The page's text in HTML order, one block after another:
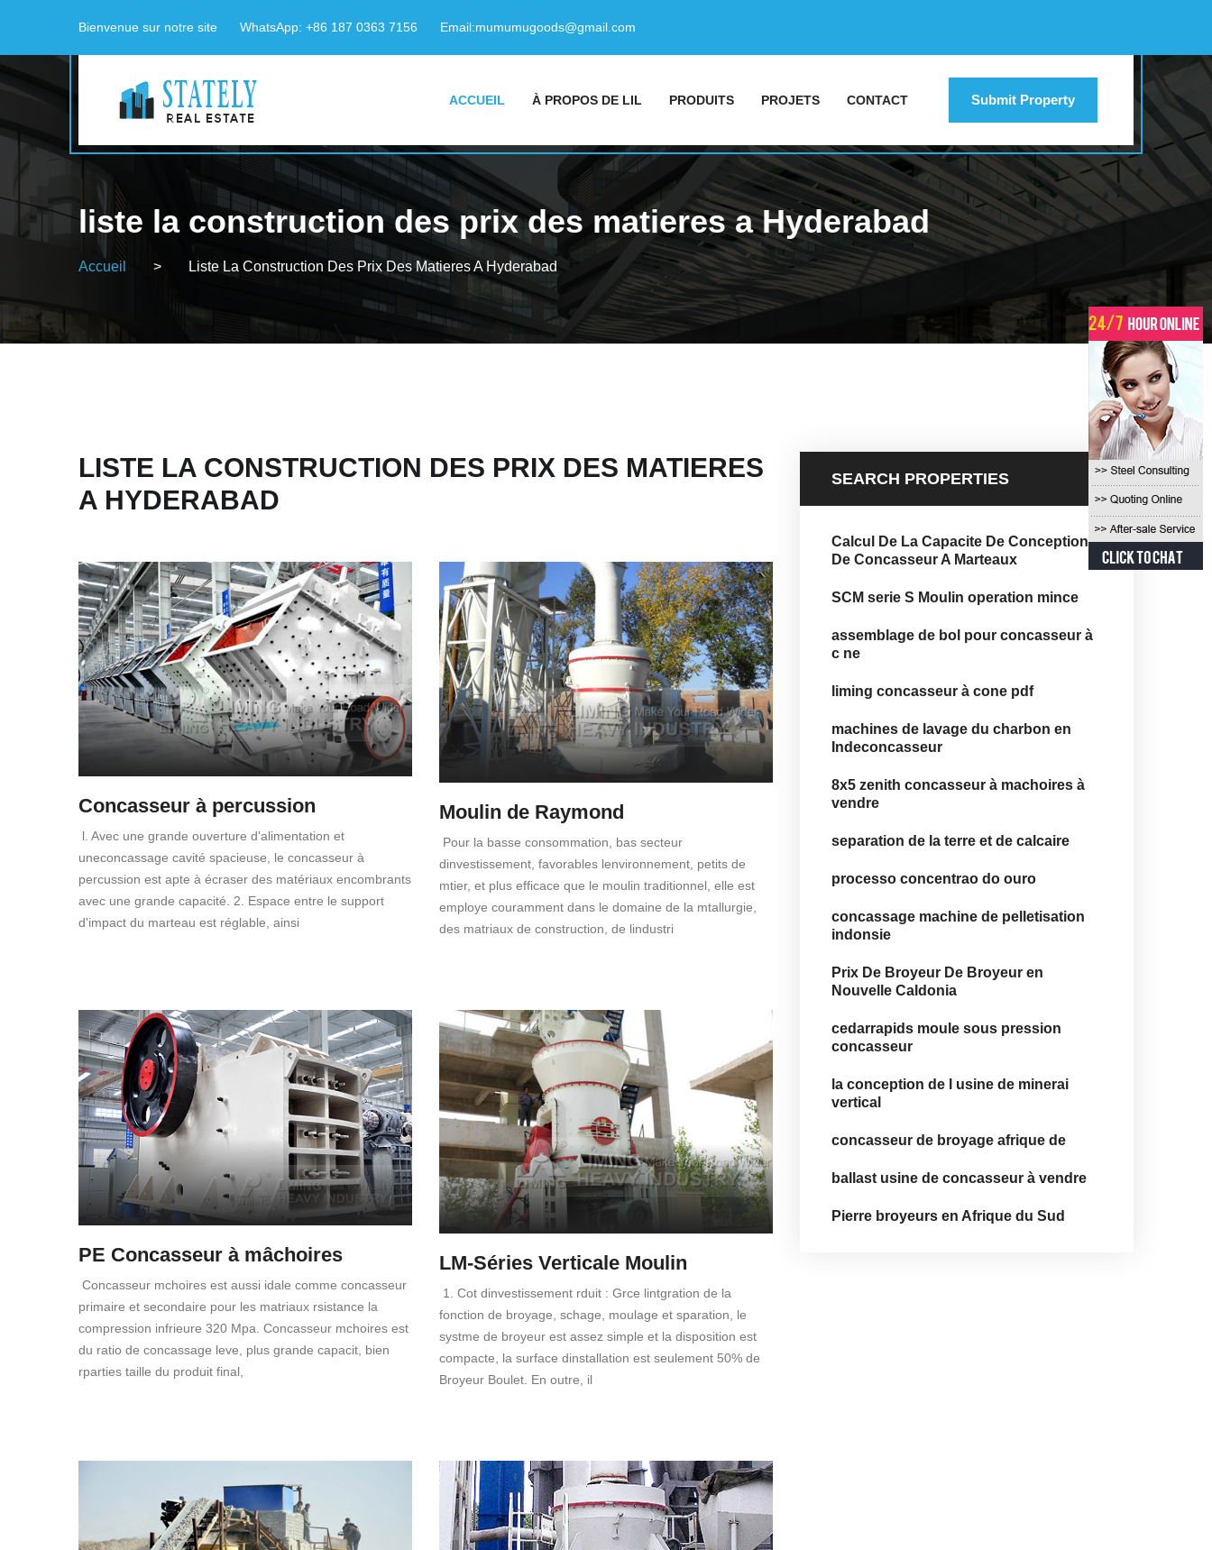
Bienvenue sur notre site WhatsApp: +86 187 0363 7156 Email:mumumugoods@gmail.com
ACCUEIL À PROPOS DE LIL PRODUITS PROJETS CONTACT Submit Property
liste la construction des prix des matieres a Hyderabad
Accueil > Liste La Construction Des Prix Des Matieres A Hyderabad
LISTE LA CONSTRUCTION DES PRIX DES MATIERES
A HYDERABAD
Concasseur à percussion
l. Avec une grande ouverture d'alimentation et
uneconcassage cavité spacieuse, le concasseur à
percussion est apte à écraser des matériaux encombrants
avec une grande capacité. 2. Espace entre le support
d'impact du marteau est réglable, ainsi
Moulin de Raymond
Pour la basse consommation, bas secteur
dinvestissement, favorables lenvironnement, petits de
mtier, et plus efficace que le moulin traditionnel, elle est
employe couramment dans le domaine de la mtallurgie,
des matriaux de construction, de lindustri
PE Concasseur à mâchoires
Concasseur mchoires est aussi idale comme concasseur
primaire et secondaire pour les matriaux rsistance la
compression infrieure 320 Mpa. Concasseur mchoires est
du ratio de concassage leve, plus grande capacit, bien
rparties taille du produit final,
LM-Séries Verticale Moulin
1. Cot dinvestissement rduit : Grce lintgration de la
fonction de broyage, schage, moulage et sparation, le
systme de broyeur est assez simple et la disposition est
compacte, la surface dinstallation est seulement 50% de
Broyeur Boulet. En outre, il
SEARCH PROPERTIES
Calcul De La Capacite De Conception
De Concasseur A Marteaux
SCM serie S Moulin operation mince
assemblage de bol pour concasseur à
c ne
liming concasseur à cone pdf
machines de lavage du charbon en
Indeconcasseur
8x5 zenith concasseur à machoires à
vendre
separation de la terre et de calcaire
processo concentrao do ouro
concassage machine de pelletisation
indonsie
Prix De Broyeur De Broyeur en
Nouvelle Caldonia
cedarrapids moule sous pression
concasseur
la conception de l usine de minerai
vertical
concasseur de broyage afrique de
ballast usine de concasseur à vendre
Pierre broyeurs en Afrique du Sud